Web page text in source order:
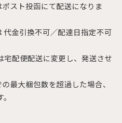
スト投函にて配送になりま
金引換不可／配達日指定不可
宅配便配送に変更し、発送させ
最大梱包数を超過した場合、